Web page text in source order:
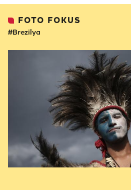
FOTO FOKUS
#Brezilya